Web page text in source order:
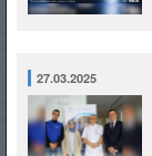
27.03.2025